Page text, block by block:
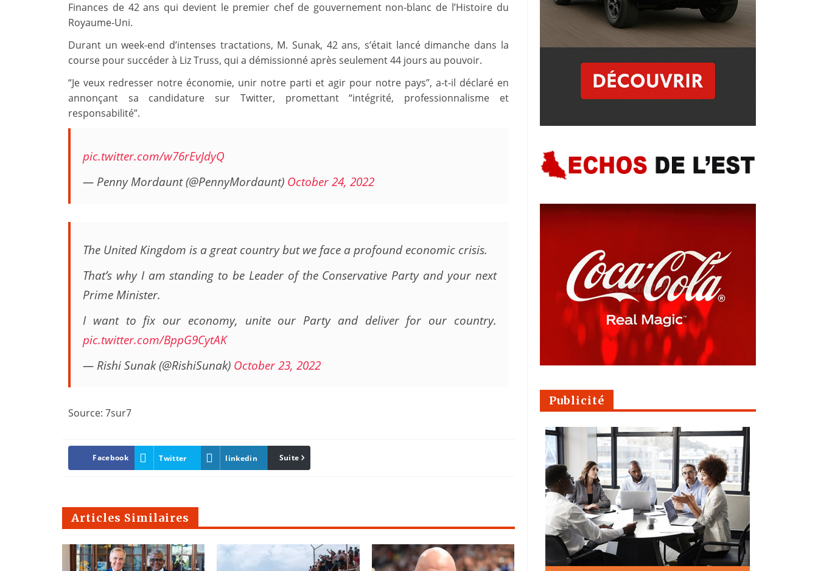
Finances de 42 ans qui devient le premier chef de gouvernement non-blanc de l’Histoire du
Royaume-Uni.
Durant un week-end d’intenses tractations, M. Sunak, 42 ans, s’était lancé dimanche dans la
course pour succéder à Liz Truss, qui a démissionné après seulement 44 jours au pouvoir.
“Je veux redresser notre économie, unir notre parti et agir pour notre pays”, a-t-il déclaré en
annonçant sa candidature sur Twitter, promettant “intégrité, professionnalisme et
responsabilité”.
pic.twitter.com/w76rEvJdyQ
— Penny Mordaunt (@PennyMordaunt) October 24, 2022
The United Kingdom is a great country but we face a profound economic crisis.
That’s why I am standing to be Leader of the Conservative Party and your next
Prime Minister.
I want to fix our economy, unite our Party and deliver for our country.
pic.twitter.com/BppG9CytAK
— Rishi Sunak (@RishiSunak) October 23, 2022
Source: 7sur7
Facebook Twitter linkedin Pinterest
Suite
Articles Similaires
Publicité